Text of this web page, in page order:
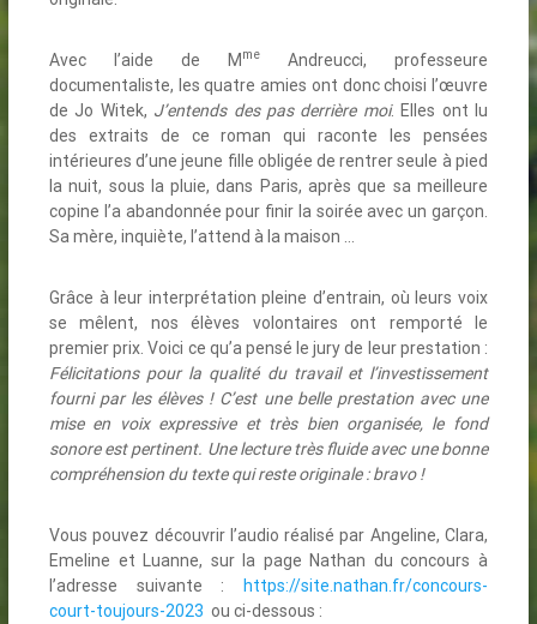
Avec l’aide de M meAndreucci, professeure
documentaliste, les quatre amies ont donc choisi l’œuvre
de Jo Witek, J’entends des pas derrière moi. Elles ont lu
des extraits de ce roman qui raconte les pensées
intérieures d’une jeune fille obligée de rentrer seule à pied
la nuit, sous la pluie, dans Paris, après que sa meilleure
copine l’a abandonnée pour finir la soirée avec un garçon.
Sa mère, inquiète, l’attend à la maison …
Grâce à leur interprétation pleine d’entrain, où leurs voix
se mêlent, nos élèves volontaires ont remporté le
premier prix. Voici ce qu’a pensé le jury de leur prestation :
Félicitations pour la qualité du travail et l’investissement
fourni par les élèves ! C’est une belle prestation avec une
mise en voix expressive et très bien organisée, le fond
sonore est pertinent. Une lecture très fluide avec une bonne
compréhension du texte qui reste originale : bravo !
Vous pouvez découvrir l’audio réalisé par Angeline, Clara,
Emeline et Luanne, sur la page Nathan du concours à
l’adresse suivante :
https://site.nathan.fr/concours-
court-toujours-2023 ou ci-dessous :